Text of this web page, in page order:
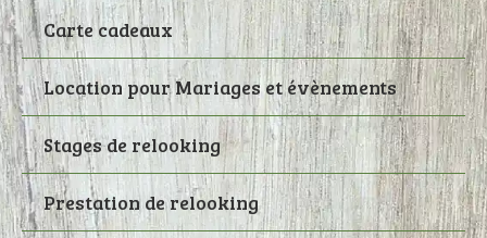
Carte cadeaux
Location pour Mariages et évènements
Stages de relooking
Prestation de relooking